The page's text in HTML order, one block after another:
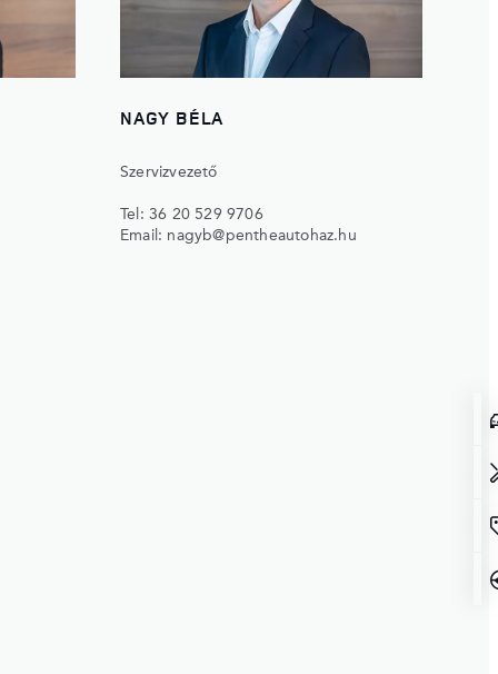
NAGY BÉLA
Szervizvezető
Tel: 36 20 529 9706
Email: nagyb@pentheautohaz.hu